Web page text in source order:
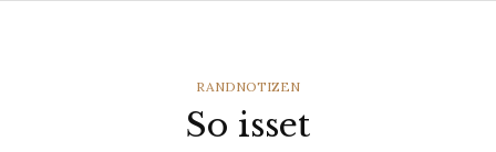
CATEGORIES
RANDNOTIZEN
So isset